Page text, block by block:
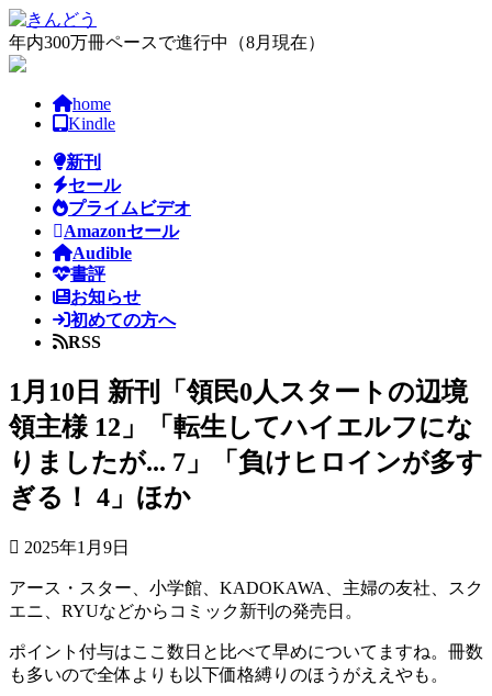
コ
ン
テ
ナ
ビ
ゲ
年内300万冊ペースで進行中（8月現在）
home
Kindle
新刊
セール
プライムビデオ
Amazonセール
Audible
書評
お知らせ
初めての方へ
RSS
1月10日 新刊「領民0人スタートの辺境
領主様 12」「転生してハイエルフにな
りましたが... 7」「負けヒロインが多す
ぎる！ 4」ほか
2025年1月9日
アース・スター、小学館、KADOKAWA、主婦の友社、スク
エニ、RYUなどからコミック新刊の発売日。
ポイント付与はここ数日と比べて早めについてますね。冊数
も多いので全体よりも以下価格縛りのほうがええやも。